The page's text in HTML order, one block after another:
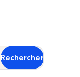
Rechercher